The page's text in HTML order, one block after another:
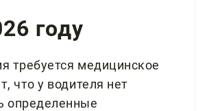
году
требуется медицинское
что у водителя нет
определенные